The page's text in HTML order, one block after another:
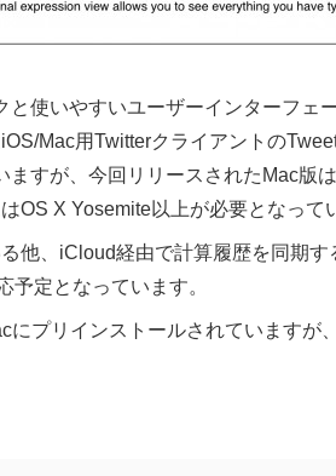
と使いやすいユーザーインターフェ
Mac用Twitterクライアントの
すが、今回リリースされたMac版
OS X Yosemite以上が必要となって
他、iCloud経由で計算履歴を同期
予定となっています。
にプリインストールされていますが